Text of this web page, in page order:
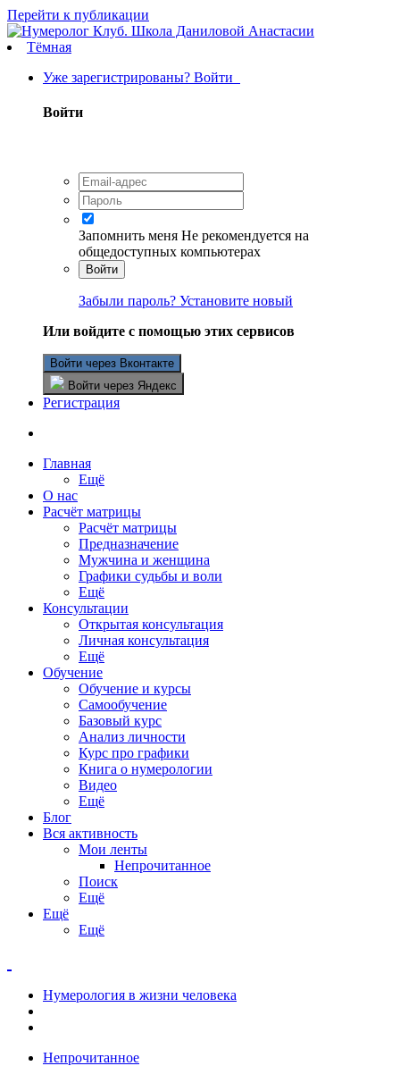
Перейти к публикации
Тёмная
Уже зарегистрированы? Войти
Войти
Запомнить меня Не рекомендуется на
общедоступных компьютерах
Войти
Забыли пароль? Установите новый
Или войдите с помощью этих сервисов
Войти через Вконтакте
Войти через Яндекс
Регистрация
Главная
Ещё
О нас
Расчёт матрицы
Расчёт матрицы
Предназначение
Мужчина и женщина
Графики судьбы и воли
Ещё
Консультации
Открытая консультация
Личная консультация
Ещё
Обучение
Обучение и курсы
Самообучение
Базовый курс
Анализ личности
Курс про графики
Книга о нумерологии
Видео
Ещё
Блог
Вся активность
Мои ленты
Непрочитанное
Поиск
Ещё
Ещё
Ещё
Нумерология в жизни человека
Непрочитанное